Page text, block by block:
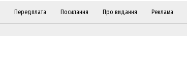
Передплата Посилання Про видання Реклама